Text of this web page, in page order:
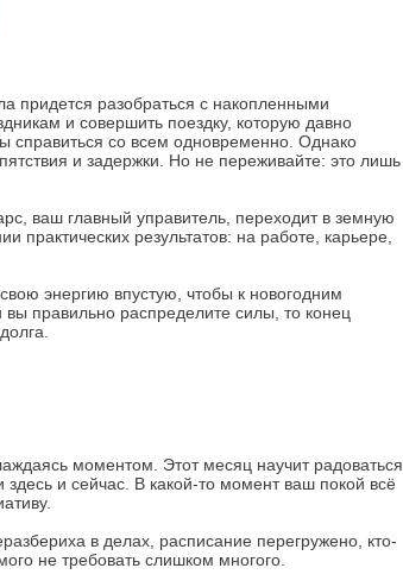
придется разобраться с накопленными
и совершить поездку, которую давно
справиться со всем одновременно. Однако
и задержки. Но не переживайте: это лишь
ваш главный управитель, переходит в земную
практических результатов: на работе, карьере,
энергию впустую, чтобы к новогодним
правильно распределите силы, то конец
моментом. Этот месяц научит радоваться
и сейчас. В какой-то момент ваш покой всё
в делах, расписание перегружено, кто-
не требовать слишком многого.